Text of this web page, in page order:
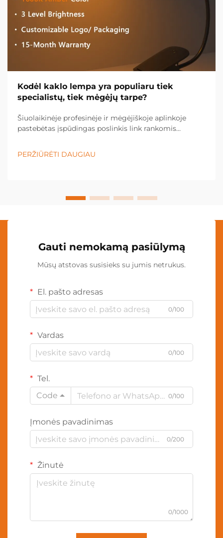
Kodėl kaklo lempa yra populiaru tiek
specialistų, tiek mėgėjų tarpe?
Šiuolaikinėje profesinėje ir mėgėjiškoje aplinkoje
pastebėtas įspūdingas poslinkis link rankomis
tapo būtina įranga įvairiose pramonės šakose ir
asmeninėse srityse. Šis inovacinis apšvietimas...
PERŽIŪRĖTI DAUGIAU
Gauti nemokamą pasiūlymą
Mūsų atstovas susisieks su jumis netrukus.
El. pašto adresas
0/100
Vardas
0/100
Tel.
Code
0/100
Įmonės pavadinimas
0/200
Žinutė
0/1000